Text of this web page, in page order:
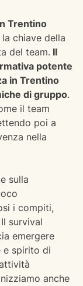
Trentino
chiave della
del team. Il
potente
in Trentino
di gruppo.
il team
poi a
nella
sulla
i compiti,
survival
emergere
e spirito di
anche